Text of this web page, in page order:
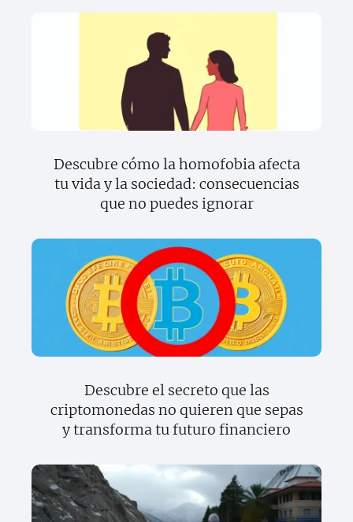
Descubre cómo la homofobia afecta
tu vida y la sociedad: consecuencias
que no puedes ignorar
Descubre el secreto que las
criptomonedas no quieren que sepas
y transforma tu futuro financiero